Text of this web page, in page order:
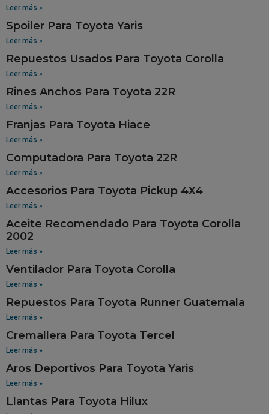
Leer más »
Spoiler Para Toyota Yaris
Leer más »
Repuestos Usados Para Toyota Corolla
Leer más »
Rines Anchos Para Toyota 22R
Leer más »
Franjas Para Toyota Hiace
Leer más »
Computadora Para Toyota 22R
Leer más »
Accesorios Para Toyota Pickup 4X4
Leer más »
Aceite Recomendado Para Toyota Corolla
2002
Leer más »
Ventilador Para Toyota Corolla
Leer más »
Repuestos Para Toyota Runner Guatemala
Leer más »
Cremallera Para Toyota Tercel
Leer más »
Aros Deportivos Para Toyota Yaris
Leer más »
Llantas Para Toyota Hilux